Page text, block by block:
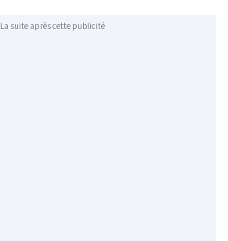
La suite après cette publicité